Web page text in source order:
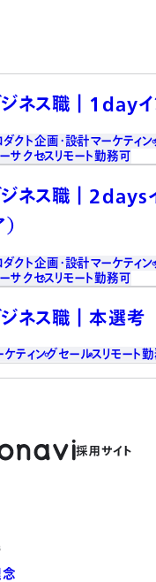
ジネス職┃1dayイ
ダクト企画・設計マーケティン
サクセスリモート勤務可
ジネス職┃2days
ダクト企画・設計マーケティ
サクセス リモート勤務可
ジネス職┃本選考
ケティング セールスリモート